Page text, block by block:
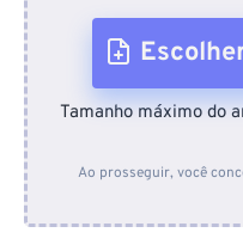
Do
Tamanho máximo do
Ao prosseguir, você